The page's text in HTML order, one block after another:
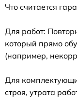
Что считается
Для работ:
который прямо
(например,
Для
строя, утрата